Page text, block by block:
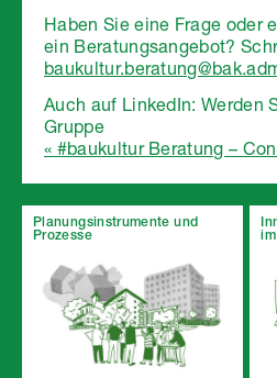
Haben Sie eine Frage oder
ein Beratungsangebot?
Auch auf LinkedIn: Werden
Gruppe
« #baukultur Beratung –
Planungsinstrumente und
Prozesse